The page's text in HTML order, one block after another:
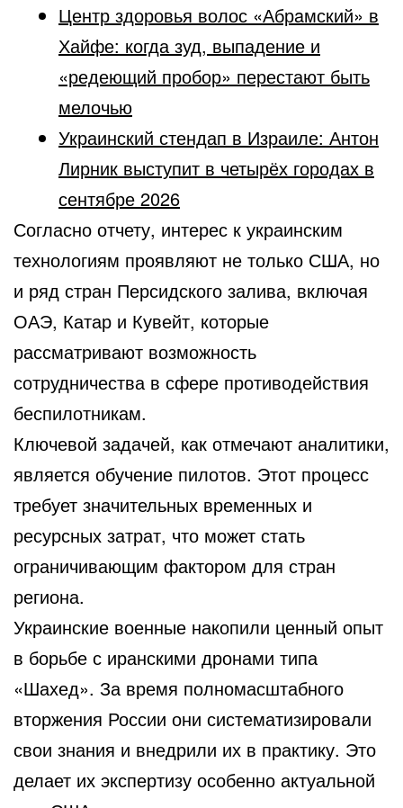
Центр здоровья волос «Абрaмский» в
Хайфе: когда зуд, выпадение и
«редеющий пробор» перестают быть
мелочью
Украинский стендап в Израиле: Антон
Лирник выступит в четырёх городах в
сентябре 2026
Согласно отчету, интерес к украинским
технологиям проявляют не только США, но
и ряд стран Персидского залива, включая
ОАЭ, Катар и Кувейт, которые
рассматривают возможность
сотрудничества в сфере противодействия
беспилотникам.
Ключевой задачей, как отмечают аналитики,
является обучение пилотов. Этот процесс
требует значительных временных и
ресурсных затрат, что может стать
ограничивающим фактором для стран
региона.
Украинские военные накопили ценный опыт
в борьбе с иранскими дронами типа
«Шахед». За время полномасштабного
вторжения России они систематизировали
свои знания и внедрили их в практику. Это
делает их экспертизу особенно актуальной